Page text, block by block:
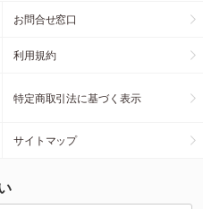
お問合せ窓口
利用規約
特定商取引法に基づく表示
サイトマップ